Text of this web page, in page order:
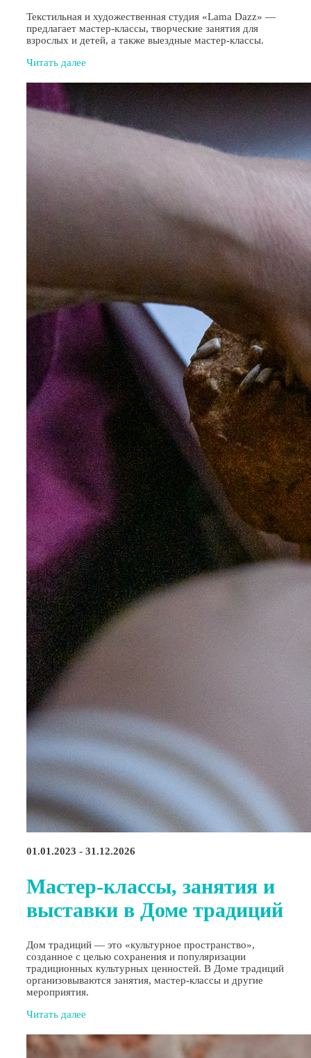
Текстильная и художественная студия «Lama Dazz» —
предлагает мастер-классы, творческие занятия для
взрослых и детей, а также выездные мастер-классы.
Читать далее
01.01.2023 - 31.12.2026
Мастер-классы, занятия и
выставки в Доме традиций
Дом традиций — это «культурное пространство»,
созданное с целью сохранения и популяризации
традиционных культурных ценностей. В Доме традиций
организовываются занятия, мастер-классы и другие
мероприятия.
Читать далее